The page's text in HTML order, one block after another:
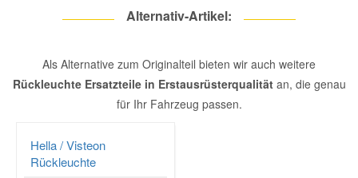
Alternativ-Artikel:
Als Alternative zum Originalteil bieten wir auch weitere
Rückleuchte Ersatzteile in Erstausrüsterqualitätan, die genau
für Ihr Fahrzeug passen.
Hella / Visteon
Rückleuchte